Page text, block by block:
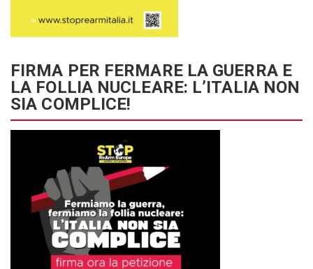
FIRMA PER FERMARE LA GUERRA E
LA FOLLIA NUCLEARE: L’ITALIA NON
SIA COMPLICE!